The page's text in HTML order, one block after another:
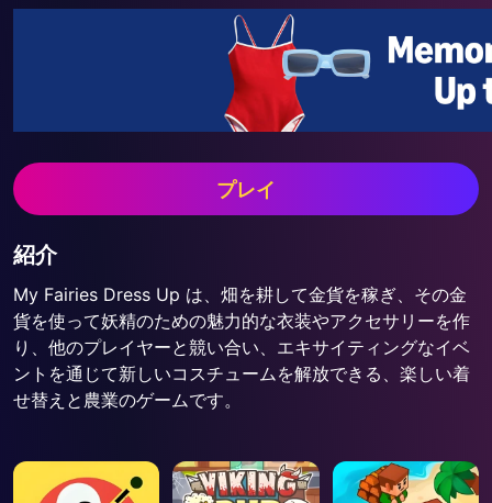
プレイ
紹介
My Fairies Dress Up は、畑を耕して金貨を稼ぎ、その金
貨を使って妖精のための魅力的な衣装やアクセサリーを作
り、他のプレイヤーと競い合い、エキサイティングなイベ
ントを通じて新しいコスチュームを解放できる、楽しい着
せ替えと農業のゲームです。